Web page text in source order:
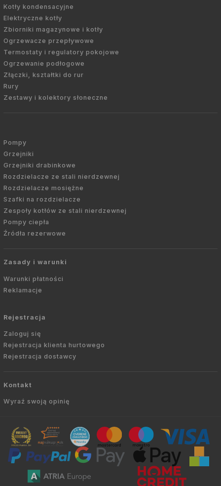
Kotły kondensacyjne
Elektryczne kotły
Zbiorniki magazynowe i kotły
Ogrzewacze przepływowe
Termostaty i regulatory pokojowe
Ogrzewanie podłogowe
Złączki, kształtki do rur
Rury
Zestawy i kolektory słoneczne
Pompy
Grzejniki
Grzejniki drabinkowe
Rozdzielacze ze stali nierdzewnej
Rozdzielacze mosiężne
Szafki na rozdzielacze
Zespoły kotłów ze stali nierdzewnej
Pompy ciepła
Źródła rezerwowe
Zasady i warunki
Warunki płatności
Reklamacje
Rejestracja
Zaloguj się
Rejestracja klienta hurtowego
Rejestracja dostawcy
Kontakt
Wyraź swoją opinię